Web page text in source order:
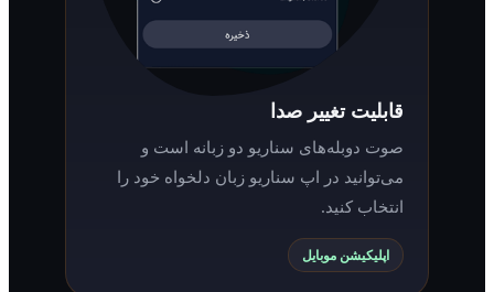
قابلیت تغییر صدا
صوت دوبله‌های سناریو دو زبانه است و
می‌توانید در اپ سناریو زبان دلخواه خود را
انتخاب کنید.
اپلیکیشن موبایل